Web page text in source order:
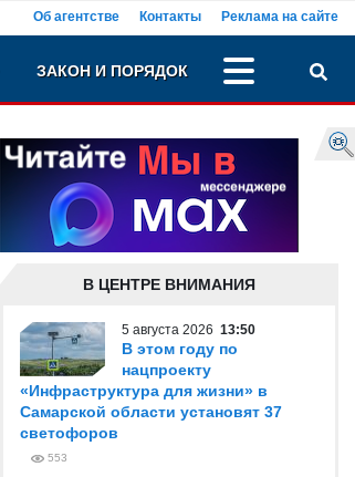
Об агентстве Контакты Реклама на сайте
ЗАКОН И ПОРЯДОК
В ЦЕНТРЕ ВНИМАНИЯ
5 августа 2026 13:50
В этом году по
нацпроекту
«Инфраструктура для жизни» в
Самарской области установят 37
светофоров
553